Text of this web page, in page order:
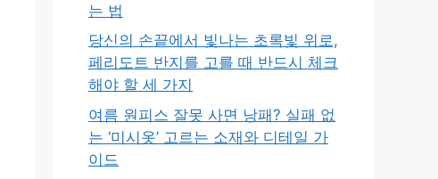
는 법
당신의 손끝에서 빛나는 초록빛 위로,
페리도트 반지를 고를 때 반드시 체크
해야 할 세 가지
여름 원피스 잘못 사면 낭패? 실패 없
는 ‘미시옷’ 고르는 소재와 디테일 가
이드